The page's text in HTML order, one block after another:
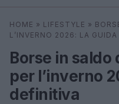
Cerca
HOME » LIFESTYLE »
L’INVERNO 2026: LA GUIDA
Borse in saldo
per l’inverno
definitiva